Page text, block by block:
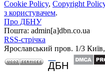
Cookie Policy, Copyright
з користувачем.
Про ДБНУ
Пошта: admin[а]dbn.co.ua
RSS-стрічка
Ярославський пров. 1/3